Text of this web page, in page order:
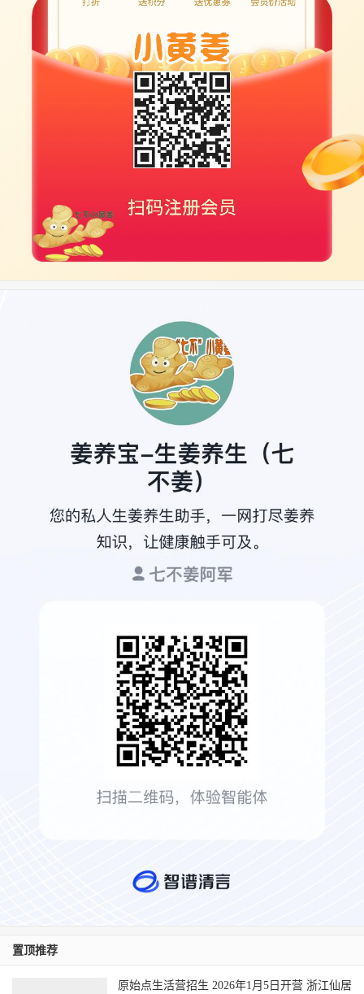
医院治疗
由于问题严重，于是马上转到广州某医院治疗。当时的
情况是瘫痪在床，无法进食，呼吸虚弱，只要一触碰，浑身
就异常疼痛。一开始住在重症监护室，使用丙球蛋白和激
素，4天后病情控制住后转入神经科（所谓的病情控制住，
就是指能保持住孩子的呼吸），每天继续激素和营养神经药
住院六周，做了三次腰穿，两次磁共振，蛋白细胞分离
指标还是没有降下来，手能稍微动一点，能坐在轮椅上，但
于是转回花都某中医院进行康复治疗，做了针灸、电
疗、生物反馈、运动按摩，一段时间下来，感觉孩子越来越
置顶推荐
原始点生活营招生 2026年1月5日开营 浙江仙居